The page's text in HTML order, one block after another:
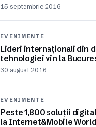
15 septembrie 2016
EVENIMENTE
Lideri internaționali din
tehnologiei vin la
30 august 2016
EVENIMENTE
Peste 1,800 soluții
la Internet&Mobile World